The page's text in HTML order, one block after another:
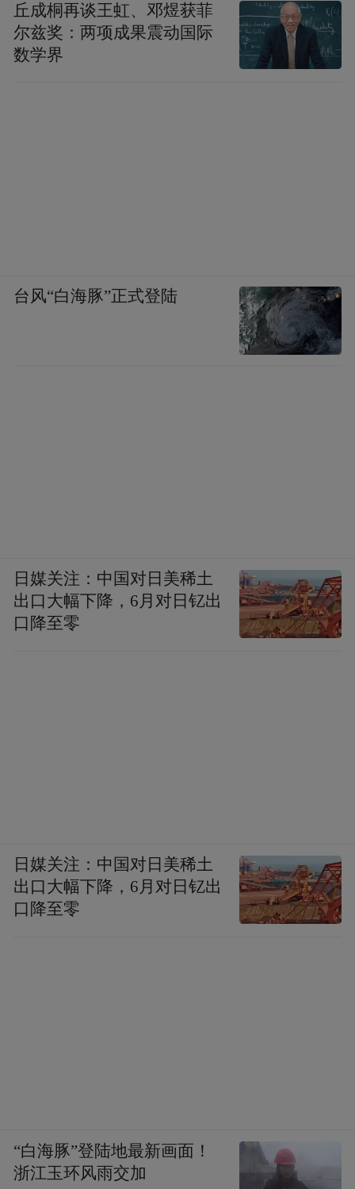
丘成桐再谈王虹、邓煜获菲
尔兹奖：两项成果震动国际
数学界
台风“白海豚”正式登陆
日媒关注：中国对日美稀土
出口大幅下降，6月对日钇出
口降至零
日媒关注：中国对日美稀土
出口大幅下降，6月对日钇出
口降至零
“白海豚”登陆地最新画面！
浙江玉环风雨交加